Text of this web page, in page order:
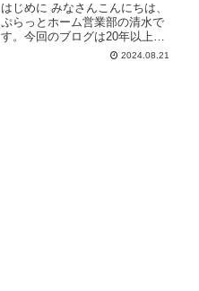
はじめに みなさんこんにちは、
ぷらっとホーム営業部の清水で
す。今回のブログは20年以上ご
愛顧いただいているOpenBlocks
2024.08.21